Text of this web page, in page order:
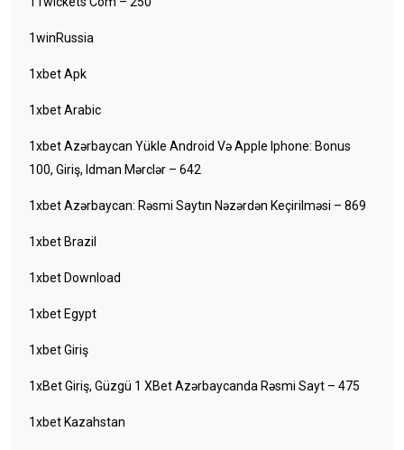
1winRussia
1xbet Apk
1xbet Arabic
1xbet Azərbaycan Yükle Android Və Apple Iphone: Bonus
100, Giriş, Idman Mərclər – 642
1xbet Azərbaycan: Rəsmi Saytın Nəzərdən Keçirilməsi – 869
1xbet Brazil
1xbet Download
1xbet Egypt
1xbet Giriş
1xBet Giriş, Güzgü 1 XBet Azərbaycanda Rəsmi Sayt – 475
1xbet Kazahstan